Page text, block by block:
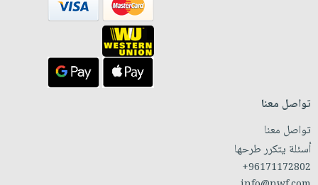
تواصل معنا
تواصل معنا
أسئلة يتكرر طرحها
+96171172802